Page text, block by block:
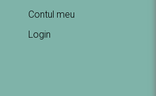
Contul meu
Login